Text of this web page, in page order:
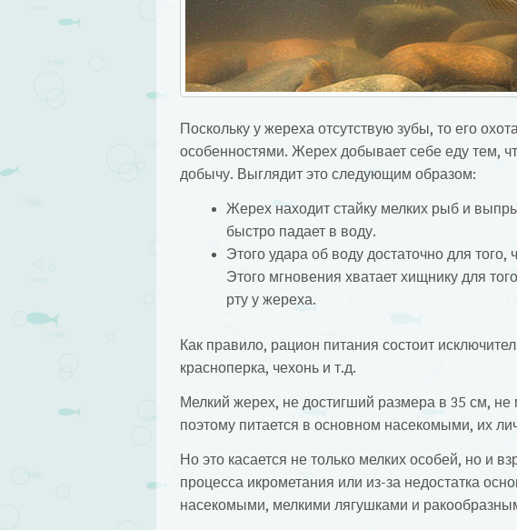
Поскольку у жереха отсутствую зубы, то его
особенностями. Жерех добывает себе еду тем,
добычу. Выглядит это следующим образом:
Жерех находит стайку мелких рыб и
быстро падает в воду.
Этого удара об воду достаточно для
Этого мгновения хватает хищнику для
рту у жереха.
Как правило, рацион питания состоит
красноперка, чехонь и т.д.
Мелкий жерех, не достигший размера в 35 см,
поэтому питается в основном насекомыми, их
Но это касается не только мелких особей, но и
процесса икрометания или из-за недостатка
насекомыми, мелкими лягушками и